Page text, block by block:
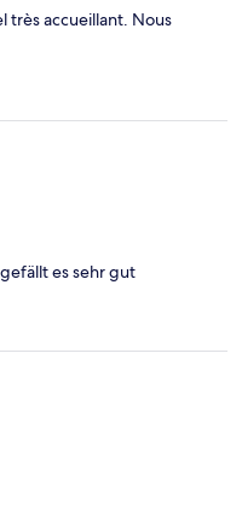
très accueillant. Nous
es sehr gut